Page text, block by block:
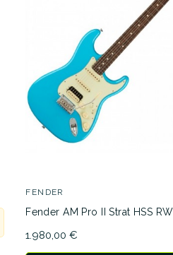
FENDER
Fender AM Pro II Strat HSS
1.980,00 €